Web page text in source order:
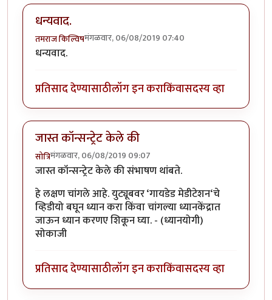
धन्यवाद.
तमराज किल्विषमंगळवार, 06/08/2019 07:40
धन्यवाद.
प्रतिसाद देण्यासाठीलॉग इन कराकिंवासदस्य व्हा
जास्त कॉन्सन्ट्रेट केले की
सोत्रिमंगळवार, 06/08/2019 09:07
जास्त कॉन्सन्ट्रेट केले की संभाषण थांबते.
हे लक्षण चांगले आहे. युट्यूबवर ‘गायडेड मेडीटेशन‘चे
व्हिडीयो बघून ध्यान करा किंवा चांगल्या ध्यानकेंद्रात
जाऊन ध्यान करणए शिकून घ्या. - (ध्यानयोगी)
सोकाजी
प्रतिसाद देण्यासाठीलॉग इन कराकिंवासदस्य व्हा